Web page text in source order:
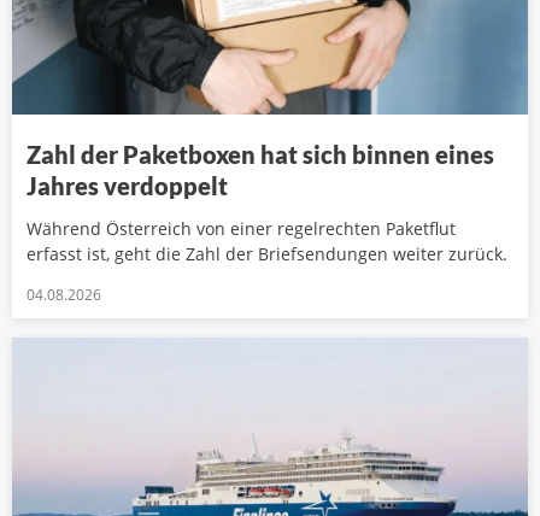
Zahl der Paketboxen hat sich binnen eines
Jahres verdoppelt
Während Österreich von einer regelrechten Paketflut
erfasst ist, geht die Zahl der Briefsendungen weiter zurück.
04.08.2026